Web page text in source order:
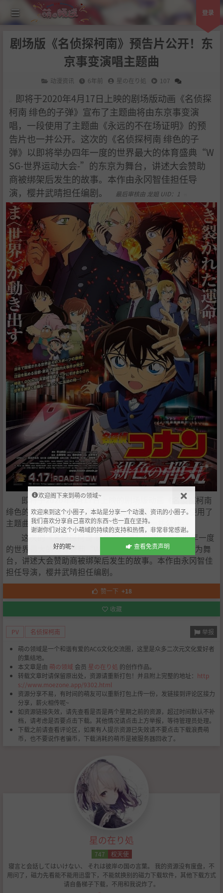
登录
剧场版《名侦探柯南》预告片公开！东
京事变演唱主题曲
动漫资讯 6年前 星の在り処 107
即将于2020年4月17日上映的剧场版动画《名侦探
柯南 绯色的子弹》宣布了主题曲将由东京事变演
唱，一段使用了主题曲《永远的不在场证明》的预
告片也一并公开。这次的《名侦探柯南 绯色的子
弹》以即将举办四年一度的世界最大的体育盛典“W
SG-世界运动大会-”的东京为舞台，讲述大会赞助
商被绑架后发生的故事。本作由永冈智佳担任导
演，樱井武晴担任编剧。
最后审核由 龙姐 UID：1
即将于2020年4月17日上映的剧场版动画《名侦探柯南
绯色的子弹》宣布了主题曲将由东京事变演唱，一段使用了
主题曲《永远的不在场证明》的预告片也一并公开。
这次的《名侦探柯南 绯色的子弹》以即将举办四年一度
的世界最大的体育盛典“WSG-世界运动大会-”的东京为舞
台，讲述大会赞助商被绑架后发生的故事。本作由永冈智佳
担任导演，樱井武晴担任编剧。
赞一下 +18
收藏
PV 名侦探柯南 举报
萌の领域是一个和谐有爱的ACG文化交流圈，这里是众多二次元文化爱好者
的集结地。
本文章是由 萌の领域 会员 星の在り処 的创作作品。
转载文章时请保留原出处，资源请重新打包！并且附上完整的地址： http
s://www.moezone.app/9302.html
资源分享不易，有时间的萌友可以重新打包上传一份，发链接到评论区接力
分享，薪火相传呢~
如资源链接失效，请先查看是否是两个星期之前的资源，超过时间默认不补
档，请考虑是否要点击下载。其他情况请点击上方举报，等待管理员处理。
下载之前请查看评论区，如果有人提示资源已失效请不要点击下载浪费萌
币，也不要说作者骗币，下载消耗的萌币是被服务器回收了。
星の在り処
747
权天使
寝言と会話してはいけない、 それは彼岸の国の言葉。 我的资源没有度盘，不
用问了，磁力先看能不能用迅雷下，不能就换别的磁力下载软件，其他下载方式
请自备梯子下载，不用和我说炸了。
欢迎阁下来到萌の领域~
欢迎来到这个小圈子，本站是分享一个动漫、资讯的小圈子。
我们喜欢分享自己喜欢的东西~也一直在坚持。
谢谢你们对这个小萌域的持续的支持和热情，非常非常感谢。
好的呢~
查看免责声明